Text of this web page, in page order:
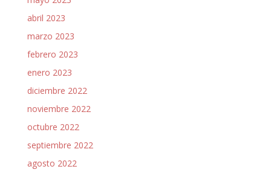
abril 2023
marzo 2023
febrero 2023
enero 2023
diciembre 2022
noviembre 2022
octubre 2022
septiembre 2022
agosto 2022